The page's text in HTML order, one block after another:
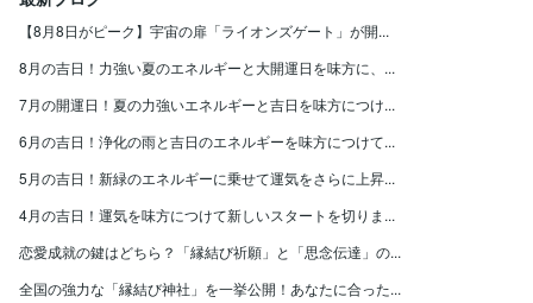
【8月8日がピーク】宇宙の扉「ライオンズゲート」が開...
8月の吉日！力強い夏のエネルギーと大開運日を味方に、...
7月の開運日！夏の力強いエネルギーと吉日を味方につけ...
6月の吉日！浄化の雨と吉日のエネルギーを味方につけて...
5月の吉日！新緑のエネルギーに乗せて運気をさらに上昇...
4月の吉日！運気を味方につけて新しいスタートを切りま...
恋愛成就の鍵はどちら？「縁結び祈願」と「思念伝達」の...
全国の強力な「縁結び神社」を一挙公開！あなたに合った...